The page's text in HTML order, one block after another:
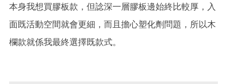
本身我想買膠板款，但諗深一層膠板邊始終比較厚，入
面既活動空間就會更細，而且擔心塑化劑問題，所以木
欄款就係我最終選擇既款式。